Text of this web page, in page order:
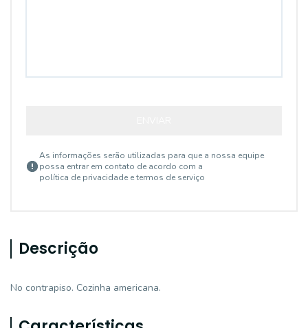
As informações serão utilizadas para que a nossa equipe
possa entrar em contato de acordo com a
política de privacidade e termos de serviço
Descrição
No contrapiso. Cozinha americana.